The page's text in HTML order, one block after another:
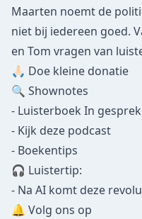
Maarten noemt de
niet bij iedereen goed.
en Tom vragen van
🙏🏻 ⁠⁠⁠⁠Doe kleine donatie
🔍 Shownotes
- Luisterboek In
- Kijk deze podcast
- Boekentips
🎧 Luistertip:
- Na AI komt deze
🔔 Volg ons op